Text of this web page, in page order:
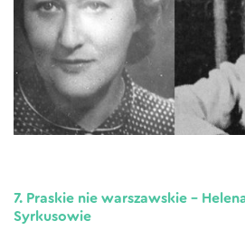
7. Praskie nie warszawskie –
Syrkusowie